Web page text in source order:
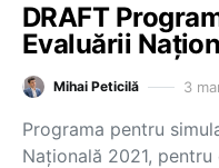
DRAFT
Evaluării
Mihai Peticilă 3
Programa pentru
Națională 2021,